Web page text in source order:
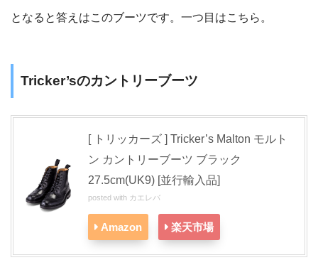
となると答えはこのブーツです。一つ目はこちら。
Tricker’sのカントリーブーツ
[ トリッカーズ ] Tricker’s Malton モルト
ン カントリーブーツ ブラック
27.5cm(UK9) [並行輸入品]
posted with カエレバ
Amazon 楽天市場